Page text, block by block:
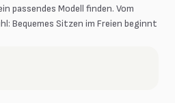
passendes Modell finden. Vom
Bequemes Sitzen im Freien beginnt